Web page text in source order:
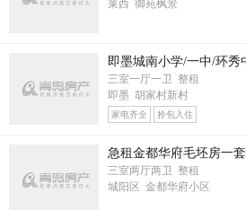
莱西 御苑枫景
三室一厅一卫 整租
即墨 胡家村新村
家电齐全 拎包入住
急租金都华府毛坯房一套
三室两厅两卫 整租
城阳区 金都华府小区